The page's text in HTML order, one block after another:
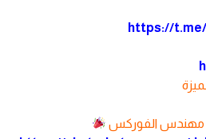
https://t.me/
مهندس الفوركس